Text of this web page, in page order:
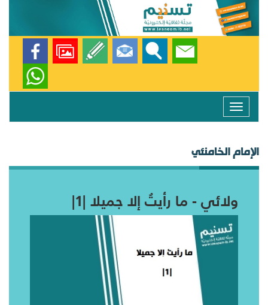
Toggle
navigation
الإمام الخامنئي
ولائي - ما رأيتُ إلا جميلا |1|